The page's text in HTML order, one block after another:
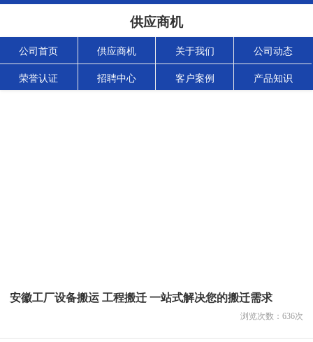
供应商机
公司首页 供应商机 关于我们 公司动态
荣誉认证 招聘中心 客户案例 产品知识
安徽工厂设备搬运 工程搬迁 一站式解决您的搬迁需求
浏览次数： 636次